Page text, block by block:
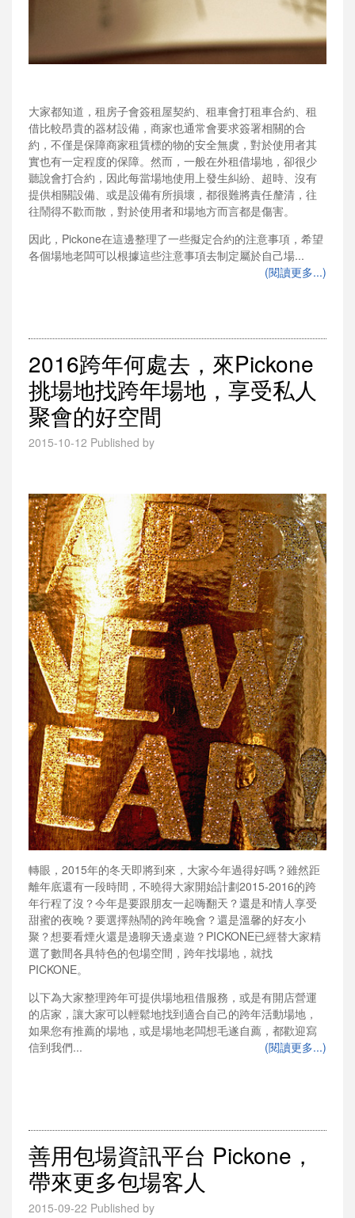
大家都知道，租房子會簽租屋契約、租車會打租車合約、租
借比較昂貴的器材設備，商家也通常會要求簽署相關的合
約，不僅是保障商家租賃標的物的安全無虞，對於使用者其
實也有一定程度的保障。然而，一般在外租借場地，卻很少
聽說會打合約，因此每當場地使用上發生糾紛、超時、沒有
提供相關設備、或是設備有所損壞，都很難將責任釐清，往
往鬧得不歡而散，對於使用者和場地方而言都是傷害。
因此，Pickone在這邊整理了一些擬定合約的注意事項，希望
各個場地老闆可以根據這些注意事項去制定屬於自己場...
(閱讀更多...)
2016跨年何處去，來Pickone
挑場地找跨年場地，享受私人
聚會的好空間
2015-10-12 Published by
轉眼，2015年的冬天即將到來，大家今年過得好嗎？雖然距
離年底還有一段時間，不曉得大家開始計劃2015-2016的跨
年行程了沒？今年是要跟朋友一起嗨翻天？還是和情人享受
甜蜜的夜晚？要選擇熱鬧的跨年晚會？還是溫馨的好友小
聚？想要看煙火還是邊聊天邊桌遊？PICKONE已經替大家精
選了數間各具特色的包場空間，跨年找場地，就找
PICKONE。
以下為大家整理跨年可提供場地租借服務，或是有開店營運
的店家，讓大家可以輕鬆地找到適合自己的跨年活動場地，
如果您有推薦的場地，或是場地老闆想毛遂自薦，都歡迎寫
信到我們...
(閱讀更多...)
善用包場資訊平台 Pickone，
帶來更多包場客人
2015-09-22 Published by